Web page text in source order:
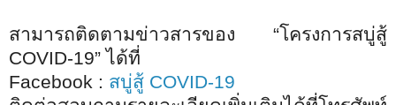
สามารถติดตามข่าวสารของ “โครงการสบู่สู้
COVID-19”ได้ที่
Facebook : สบู่สู้ COVID-19